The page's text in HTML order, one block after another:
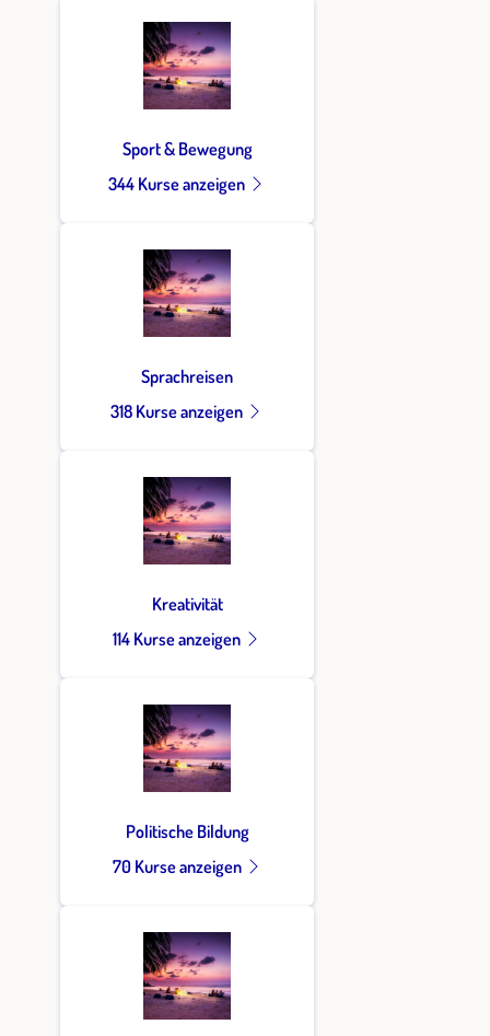
Sport & Bewegung
344 Kurse anzeigen
Sprachreisen
318 Kurse anzeigen
Kreativität
114 Kurse anzeigen
Politische Bildung
70 Kurse anzeigen